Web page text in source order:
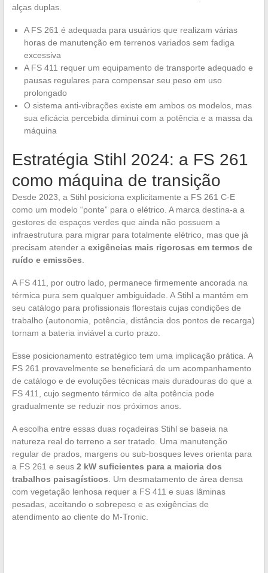
alças duplas.
A FS 261 é adequada para usuários que realizam várias
horas de manutenção em terrenos variados sem fadiga
excessiva
A FS 411 requer um equipamento de transporte adequado e
pausas regulares para compensar seu peso em uso
prolongado
O sistema anti-vibrações existe em ambos os modelos, mas
sua eficácia percebida diminui com a potência e a massa da
máquina
Estratégia Stihl 2024: a FS 261
como máquina de transição
Desde 2023, a Stihl posiciona explicitamente a FS 261 C-E
como um modelo “ponte” para o elétrico. A marca destina-a a
gestores de espaços verdes que ainda não possuem a
infraestrutura para migrar para totalmente elétrico, mas que já
precisam atender a exigências mais rigorosas em termos de
ruído e emissões
A FS 411, por outro lado, permanece firmemente ancorada na
térmica pura sem qualquer ambiguidade. A Stihl a mantém em
seu catálogo para profissionais florestais cujas condições de
trabalho (autonomia, potência, distância dos pontos de recarga)
tornam a bateria inviável a curto prazo.
Esse posicionamento estratégico tem uma implicação prática. A
FS 261 provavelmente se beneficiará de um acompanhamento
de catálogo e de evoluções técnicas mais duradouras do que a
FS 411, cujo segmento térmico de alta potência pode
gradualmente se reduzir nos próximos anos.
A escolha entre essas duas roçadeiras Stihl se baseia na
natureza real do terreno a ser tratado. Uma manutenção
regular de prados, margens ou sub-bosques leves orienta para
a FS 261 e seus 2 kW suficientes para a maioria dos
trabalhos paisagísticos . Um desmatamento de área densa
com vegetação lenhosa requer a FS 411 e suas lâminas
pesadas, aceitando o sobrepeso e as exigências de
atendimento ao cliente do M-Tronic.